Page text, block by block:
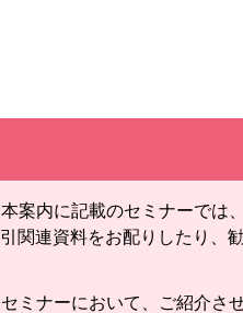
本案内に記載のセミナーでは
引関連資料をお配りしたり、
セミナーにおいて、ご紹介さ